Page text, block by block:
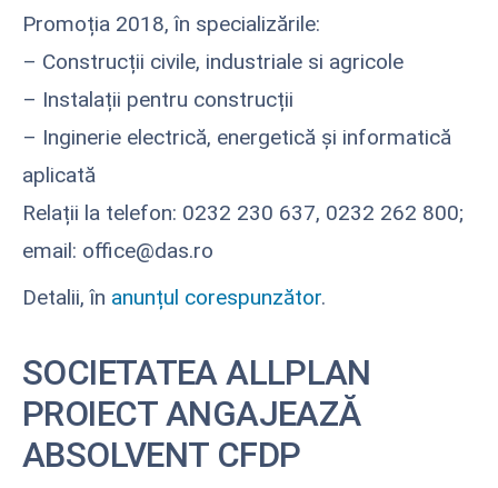
Promoția 2018, în specializările:
– Construcții civile, industriale si agricole
– Instalații pentru construcții
– Inginerie electrică, energetică și informatică
aplicată
Relații la telefon: 0232 230 637, 0232 262 800;
email: office@das.ro
Detalii, în anunțul corespunzător.
SOCIETATEA ALLPLAN
PROIECT ANGAJEAZĂ
ABSOLVENT CFDP